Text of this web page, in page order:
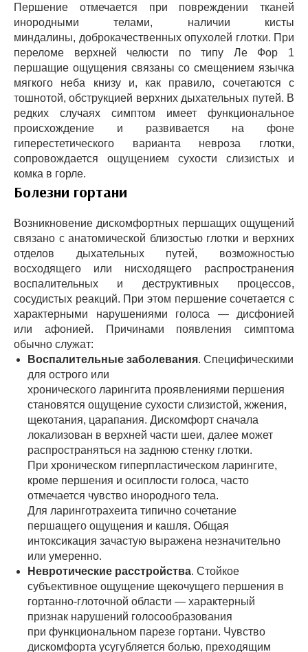
Першение отмечается при повреждении тканей
инородными телами, наличии кисты
миндалины, доброкачественных опухолей глотки. При
переломе верхней челюсти по типу Ле Фор 1
першащие ощущения связаны со смещением язычка
мягкого неба книзу и, как правило, сочетаются с
тошнотой, обструкцией верхних дыхательных путей. В
редких случаях симптом имеет функциональное
происхождение и развивается на фоне
гиперестетического варианта невроза глотки,
сопровождается ощущением сухости слизистых и
комка в горле.
Болезни гортани
Возникновение дискомфортных першащих ощущений
связано с анатомической близостью глотки и верхних
отделов дыхательных путей, возможностью
восходящего или нисходящего распространения
воспалительных и деструктивных процессов,
сосудистых реакций. При этом першение сочетается с
характерными нарушениями голоса — дисфонией
или афонией. Причинами появления симптома
обычно служат:
Воспалительные заболевания. Специфическими
для острого или
хронического ларингита проявлениями першения
становятся ощущение сухости слизистой, жжения,
щекотания, царапания. Дискомфорт сначала
локализован в верхней части шеи, далее может
распространяться на заднюю стенку глотки.
При хроническом гиперпластическом ларингите,
кроме першения и осиплости голоса, часто
отмечается чувство инородного тела.
Для ларинготрахеита типично сочетание
першащего ощущения и кашля. Общая
интоксикация зачастую выражена незначительно
или умеренно.
Невротические расстройства. Стойкое
субъективное ощущение щекочущего першения в
гортанно-глоточной области — характерный
признак нарушений голосообразования
при функциональном парезе гортани. Чувство
дискомфорта усугубляется болью, преходящим